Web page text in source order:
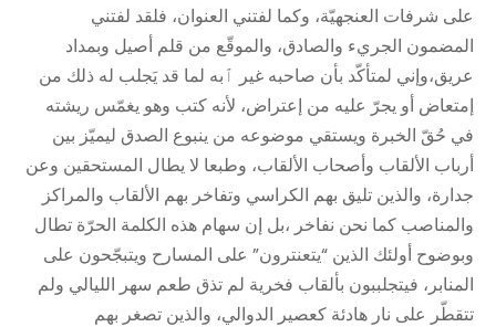
على شرفات العنجهيّة، وكما لفتني العنوان، فلقد لفتني
المضمون الجريء والصادق، والموقّع من قلم أصيل وبمداد
عريق،وإني لمتأكّد بأن صاحبه غير ٱبه لما قد يَجلب له ذلك من
إمتعاض أو يجرّ عليه من إعتراض، لأنه كتب وهو يغمّس ريشته
في حُقّ الخبرة ويستقي موضوعه من ينبوع الصدق ليميّز بين
أرباب الألقاب وأصحاب الألقاب، وطبعا لا يطال المستحقين وعن
جدارة، والذين تليق بهم الكراسي وتفاخر بهم الألقاب والمراكز
والمناصب كما نحن نفاخر ،بل إن سهام هذه الكلمة الحرّة تطال
وبوضوح أولئك الذين “يتعنترون” على المسارح ويتبجّحون على
المنابر، فيتجلببون بألقاب فخرية لم تذق طعم سهر الليالي ولم
تتقطّر على نار هادئة كعصير الدوالي، والذين تصغر بهم